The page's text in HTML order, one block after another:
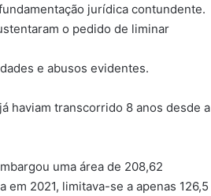
jurídica contundente.
o pedido de liminar
e abusos evidentes.
haviam transcorrido 8 anos desde a
uma área de 208,62
2021, limitava-se a apenas 126,5